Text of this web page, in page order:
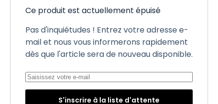
Ce produit est actuellement épuisé
Pas d'inquiétudes ! Entrez votre adresse e-
mail et nous vous informerons rapidement
dès que l'article sera de nouveau disponible.
S'inscrire à la liste d'attente